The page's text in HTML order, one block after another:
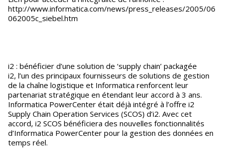
http://www.informatica.com/news/press_releases/2005/06
062005c_siebel.htm
i2 : bénéficier d’une solution de ‘supply chain’ packagée
i2, l’un des principaux fournisseurs de solutions de gestion
de la chaîne logistique et Informatica renforcent leur
partenariat stratégique en étendant leur accord à 3 ans.
Informatica PowerCenter était déjà intégré à l’offre i2
Supply Chain Operation Services (SCOS) d’i2. Avec cet
accord, i2 SCOS bénéficiera des nouvelles fonctionnalités
d’Informatica PowerCenter pour la gestion des données en
temps réel.